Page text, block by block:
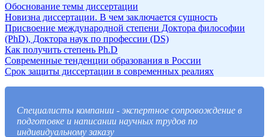
Обоснование темы диссертации
Новизна диссертации. В чем заключается сущность
Присвоение международной степени Доктора философии
(PhD), Доктора наук по профессии (DS)
Как получить степень Ph.D
Современные тенденции образования в России
Срок защиты диссертации в современных реалиях
Специалисты компании - экспертное сопровождение в
подготовке и написании научных трудов по
индивидуальному заказу